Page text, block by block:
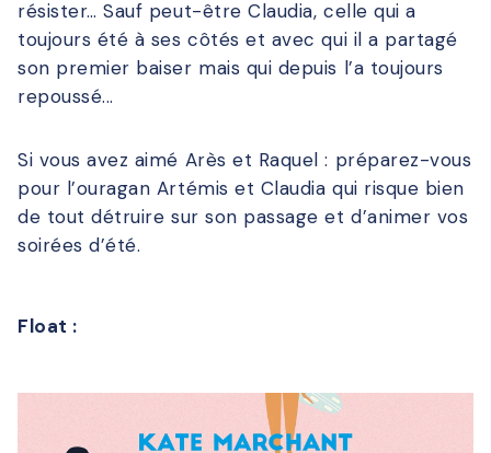
résister… Sauf peut-être Claudia, celle qui a
toujours été à ses côtés et avec qui il a partagé
son premier baiser mais qui depuis l’a toujours
repoussé...
Si vous avez aimé Arès et Raquel : préparez-vous
pour l’ouragan Artémis et Claudia qui risque bien
de tout détruire sur son passage et d’animer vos
soirées d’été.
Float :